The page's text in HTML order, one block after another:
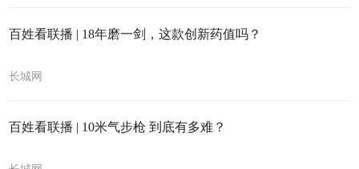
百姓看联播 | 18年磨一剑，这款创新药值吗？
长城网
百姓看联播 | 10米气步枪 到底有多难？